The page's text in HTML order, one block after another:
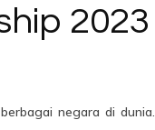
2023
negara di dunia.